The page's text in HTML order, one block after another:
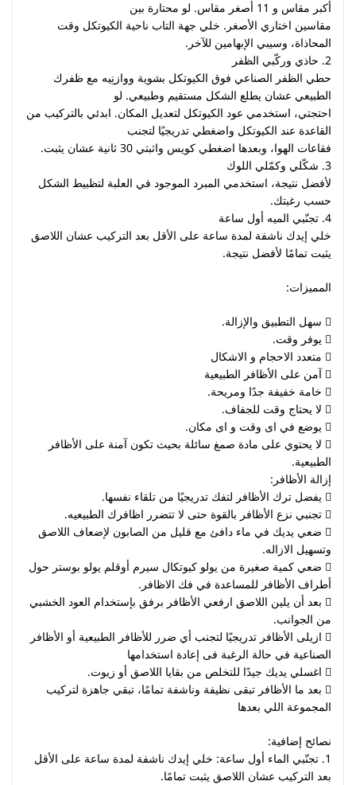
أكبر مقاس و 11 أصغر مقاس. لو محتارة بين
مقاسين اختاري الأصغر. خلي جهة التاب ناحية الكيوتكل وقت
المحاذاة، وسيبي الإبهامين للآخر.
2. حاذي وركّبي الظفر
حطي الظفر الصناعي فوق الكيوتكل بشوية ووازنِيه مع ظفرك
الطبيعي عشان يطلع الشكل مستقيم وطبيعي. لو
احتجتي، استخدمي عود الكيوتكل لتعديل المكان. ابدئي بالتركيب من
القاعدة عند الكيوتكل واضغطي تدريجيًا لتجنب
فقاعات الهوا، وبعدها اضغطي كويس واثبتي 30 ثانية عشان يثبت.
3. شكّلي وكمّلي اللوك
لأفضل نتيجة، استخدمي المبرد الموجود في العلبة لتظبيط الشكل
حسب رغبتك.
4. تجنّبي الميه أول ساعة
خلي إيدك ناشفة لمدة ساعة على الأقل بعد التركيب عشان اللاصق
يثبت تمامًا لأفضل نتيجة.
المميزات:
 سهل التطبيق والإزالة.
 يوفر وقت.
 متعدد الاحجام و الاشكال
 آمن على الأظافر الطبيعية
 خامة خفيفة جدًا ومريحة.
 لا يحتاج وقت للجفاف.
 يوضع في اى وقت و اى مكان.
 لا يحتوي على مادة صمغ سائلة بحيث تكون آمنة على الأظافر
الطبيعية.
إزالة الأظافر:
 يفضل ترك الأظافر لتفك تدريجيًا من تلقاء نفسها.
 تجنبي نزع الأظافر بالقوة حتى لا تتضرر اظافرك الطبيعيه.
 ضعي يديك في ماء دافئ مع قليل من الصابون لإضعاف اللاصق
وتسهيل الازاله.
 ضعي كمية صغيرة من يولو كيوتكال سيرم أوقلم يولو بوستر حول
أطراف الأظافر للمساعدة في فك الاظافر.
 بعد أن يلين اللاصق ارفعي الأظافر برفق بإستخدام العود الخشبي
من الجوانب.
 ازيلى الأظافر تدريجيًا لتجنب أي ضرر للأظافر الطبيعية أو الأظافر
الصناعية في حالة الرغبة فى إعادة استخدامها
 اغسلي يديك جيدًا للتخلص من بقايا اللاصق أو زيوت.
 بعد ما الأظافر تبقى نظيفة وناشفة تمامًا، تبقي جاهزة لتركيب
المجموعة اللي بعدها
نصائح إضافية:
1. تجنّبي الماء أول ساعة: خلي إيدك ناشفة لمدة ساعة على الأقل
بعد التركيب عشان اللاصق يثبت تمامًا.